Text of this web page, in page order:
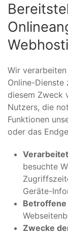
Wir
Online-Dienste
diesem Zweck
Nutzers, die
Funktionen
oder das
besuchte
Geräte-
Betroffene
Zwecke